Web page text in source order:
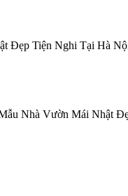
Đẹp Tiện Nghi Tại Hà
Nhà Vườn Mái Nhật